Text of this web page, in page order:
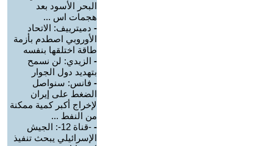
البحر الأسود بعد
هجمات اس ...
- دميترييف: الاتحاد
الأوروبي اصطدم بأزمة
طاقة اختلقها بنفسه
- الزيدي: لن نسمح
بتهديد دول الجوار
- فانس: سنواصل
الضغط على إيران
لإخراج أكبر كمية ممكنة
من النفط ...
-
-قناة 12-: الجيش
الإسرائيلي يبحث تنفيذ